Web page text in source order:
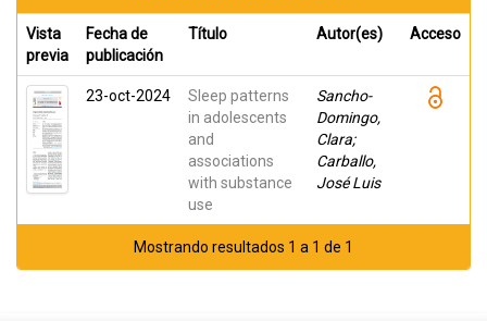
Vista
previa
Fecha de
publicación
Título Autor(es) Acceso
23-oct-2024
Sleep patterns
in adolescents
and
associations
with substance
use
Sancho-
Domingo,
Clara;
Carballo,
José Luis
Mostrando resultados 1 a 1 de 1